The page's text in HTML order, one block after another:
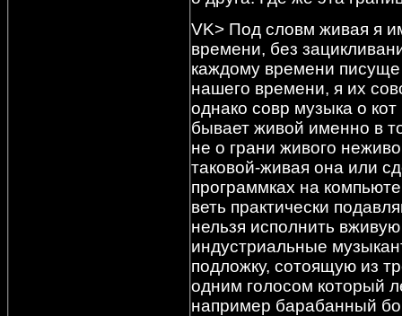
VK> Под словм живая я
времени, без
каждому времени
нашего времени, я их
однако совр музыка о
бывает живой именно в
не о грани живого
таковой-живая она или
программках на
веть практически
нельзя исполнить
индустриальные
подложку, сотоящую из
одним голосом который
например барабанный